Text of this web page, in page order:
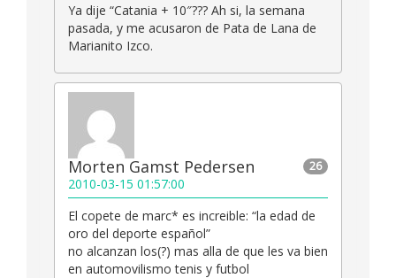
Ya dije “Catania + 10″??? Ah si, la semana
pasada, y me acusaron de Pata de Lana de
Marianito Izco.
26
Morten Gamst Pedersen
2010-03-15 01:57:00
El copete de marc* es increible: “la edad de
oro del deporte español”
no alcanzan los(?) mas alla de que les va bien
en automovilismo tenis y futbol